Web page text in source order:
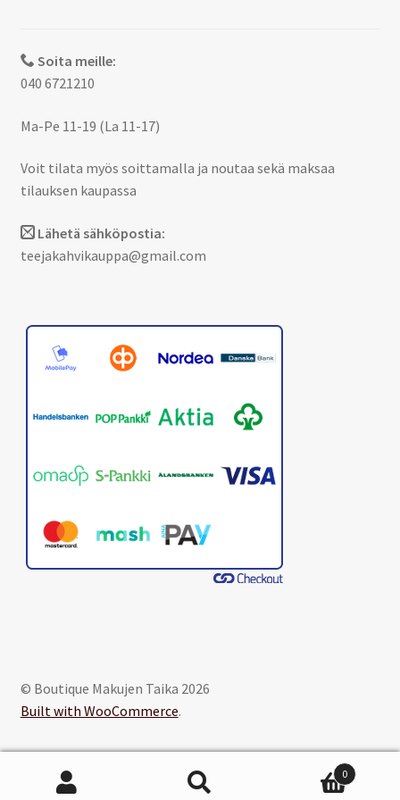
Soita meille:
040 6721210
Ma-Pe 11-19 (La 11-17)
Voit tilata myös soittamalla ja noutaa sekä maksaa
tilauksen kaupassa
Lähetä sähköpostia:
teejakahvikauppa@gmail.com
© Boutique Makujen Taika 2026
Built with WooCommerce.
0